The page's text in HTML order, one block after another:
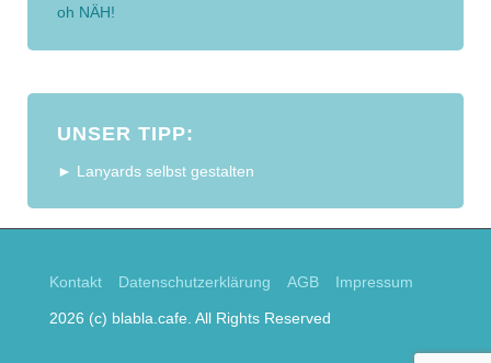
oh NÄH!
UNSER TIPP:
► Lanyards selbst gestalten
2026 (c) blabla.cafe. All Rights Reserved
Kontakt Datenschutzerklärung AGB Impressum